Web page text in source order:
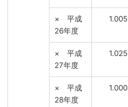
× 平成
26年度
1.005
× 平成
27年度
1.025
× 平成
28年度
1.000